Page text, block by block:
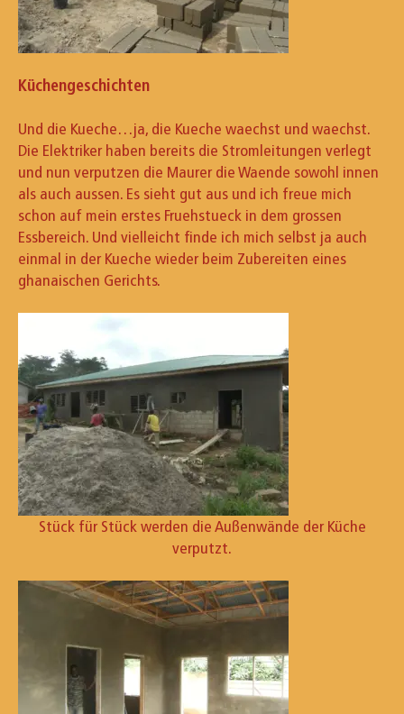
Küchengeschichten
Und die Kueche…ja, die Kueche waechst und waechst.
Die Elektriker haben bereits die Stromleitungen verlegt
und nun verputzen die Maurer die Waende sowohl innen
als auch aussen. Es sieht gut aus und ich freue mich
schon auf mein erstes Fruehstueck in dem grossen
Essbereich. Und vielleicht finde ich mich selbst ja auch
einmal in der Kueche wieder beim Zubereiten eines
ghanaischen Gerichts.
Stück für Stück werden die Außenwände der Küche
verputzt.